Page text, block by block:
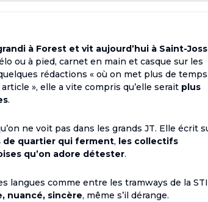
à Forest et vit aujourd’hui à Saint-
ou à pied, carnet en main et casque sur les
rédactions « où on met plus de temps
», elle a vite compris qu’elle serait plus
.
ne voit pas dans les grands JT. Elle écrit
de quartier qui ferment, les collectifs
qu’on adore détester.
langues comme entre les tramways de la
nuancé, sincère, même s’il dérange.